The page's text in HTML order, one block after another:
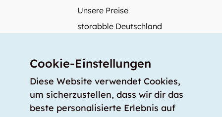
Unsere Preise
storabble Deutschland
Mehr über storabble
Medienbeiträge
Wie gross muss ein Lagerraum sein?
Cookie-Einstellungen
Diese Website verwendet Cookies,
um sicherzustellen, dass wir dir das
beste personalisierte Erlebnis auf